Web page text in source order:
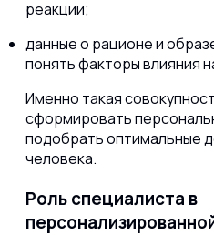
реакции;
данные о рационе и
понять факторы влияния
Именно такая
сформировать
подобрать оптимальные
человека.
Роль специалиста в